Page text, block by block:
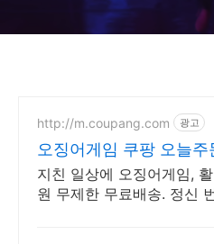
http://m.coupang.com 광고
오징어게임 쿠팡 오늘
지친 일상에 오징어게임,
원 무제한 무료배송. 정신